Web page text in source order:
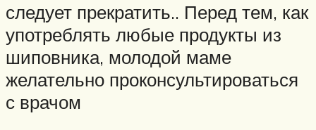
следует прекратить.. Перед тем, как
употреблять любые продукты из
шиповника, молодой маме
желательно проконсультироваться
с врачом